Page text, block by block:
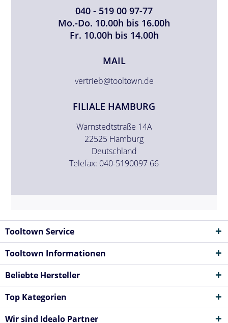
040 - 519 00 97-77
Mo.-Do. 10.00h bis 16.00h
Fr. 10.00h bis 14.00h
MAIL
vertrieb@tooltown.de
FILIALE HAMBURG
Warnstedtstraße 14A
22525 Hamburg
Deutschland
Telefax: 040-5190097 66
Tooltown Service
Tooltown Informationen
Beliebte Hersteller
Top Kategorien
Wir sind Idealo Partner